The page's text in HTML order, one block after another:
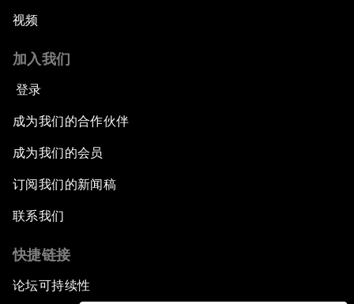
视频
加入我们
登录
成为我们的合作伙伴
成为我们的会员
订阅我们的新闻稿
联系我们
快捷链接
论坛可持续性